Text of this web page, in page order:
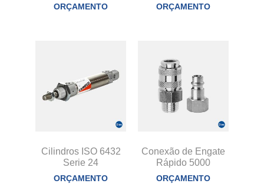
ORÇAMENTO ORÇAMENTO
Cilindros ISO 6432
Serie 24
ORÇAMENTO
Conexão de Engate
Rápido 5000
ORÇAMENTO